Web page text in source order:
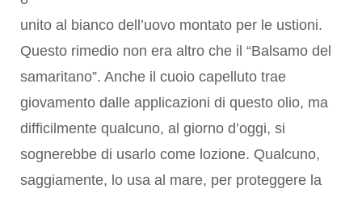
unito al bianco dell’uovo montato per le ustioni.
Questo rimedio non era altro che il “Balsamo del
samaritano”. Anche il cuoio capelluto trae
giovamento dalle applicazioni di questo olio, ma
difficilmente qualcuno, al giorno d’oggi, si
sognerebbe di usarlo come lozione. Qualcuno,
saggiamente, lo usa al mare, per proteggere la